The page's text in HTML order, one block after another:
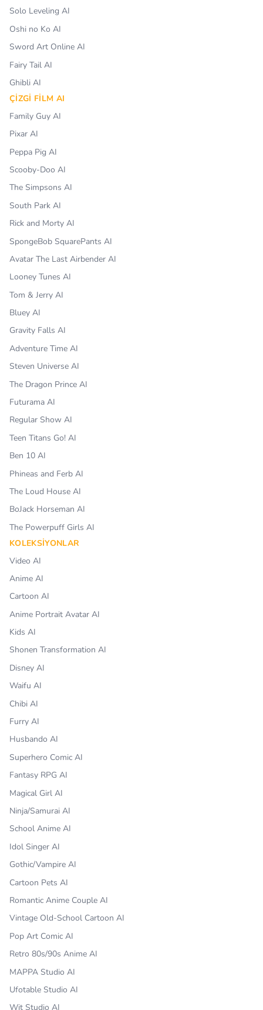
Solo Leveling AI
Oshi no Ko AI
Sword Art Online AI
Fairy Tail AI
Ghibli AI
ÇIZGI FILM AI
Family Guy AI
Pixar AI
Peppa Pig AI
Scooby-Doo AI
The Simpsons AI
South Park AI
Rick and Morty AI
SpongeBob SquarePants AI
Avatar The Last Airbender AI
Looney Tunes AI
Tom & Jerry AI
Bluey AI
Gravity Falls AI
Adventure Time AI
Steven Universe AI
The Dragon Prince AI
Futurama AI
Regular Show AI
Teen Titans Go! AI
Ben 10 AI
Phineas and Ferb AI
The Loud House AI
BoJack Horseman AI
The Powerpuff Girls AI
KOLEKSIYONLAR
Video AI
Anime AI
Cartoon AI
Anime Portrait Avatar AI
Kids AI
Shonen Transformation AI
Disney AI
Waifu AI
Chibi AI
Furry AI
Husbando AI
Superhero Comic AI
Fantasy RPG AI
Magical Girl AI
Ninja/Samurai AI
School Anime AI
Idol Singer AI
Gothic/Vampire AI
Cartoon Pets AI
Romantic Anime Couple AI
Vintage Old-School Cartoon AI
Pop Art Comic AI
Retro 80s/90s Anime AI
MAPPA Studio AI
Ufotable Studio AI
Wit Studio AI